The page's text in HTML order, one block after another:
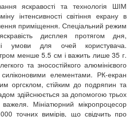
яскравості та технологія ШІМ
інтенсивності світіння екрану в
приміщення. Спеціальний режим
дисплея протягом дня,
умови для очей користувача.
менше 5.5 см і важить лише 35 г.
та зносостійкого алюмінієвого
елементами. РК-екран
оргсклом, стійким до подряпин та
здійснюється за допомогою трьох
Мініатюрний мікропроцесор
точних вимірів, що свідчить про